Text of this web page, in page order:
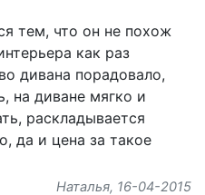
тем, что он не похож
как раз
дивана порадовало,
на диване мягко и
раскладывается
да и цена за такое
Наталья, 16-04-2015